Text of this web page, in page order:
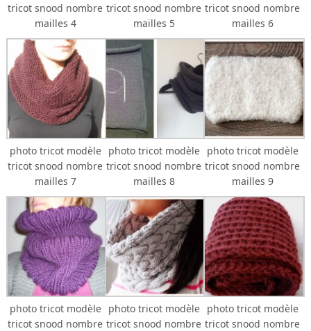
tricot snood nombre
mailles 4
tricot snood nombre
mailles 5
tricot snood nombre
mailles 6
photo tricot modèle
tricot snood nombre
mailles 7
photo tricot modèle
tricot snood nombre
mailles 8
photo tricot modèle
tricot snood nombre
mailles 9
photo tricot modèle
tricot snood nombre
photo tricot modèle
tricot snood nombre
photo tricot modèle
tricot snood nombre